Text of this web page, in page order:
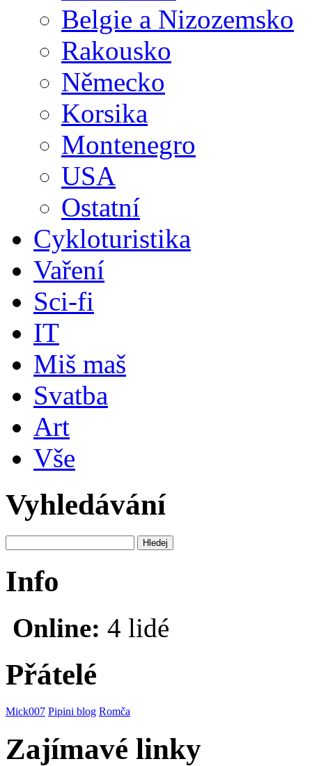
Belgie a Nizozemsko
Rakousko
Německo
Korsika
Montenegro
USA
Ostatní
Cykloturistika
Vaření
Sci-fi
IT
Miš maš
Svatba
Art
Vše
Vyhledávání
Info
Online: 4 lidé
Přátelé
Mick007 Pipini blog Romča
Zajímavé linky